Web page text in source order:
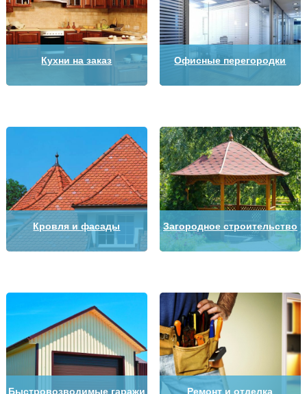
Кухни на заказ Офисные перегородки
Кровля и фасады Загородное строительство
Быстровозводимые гаражи Ремонт и отделка